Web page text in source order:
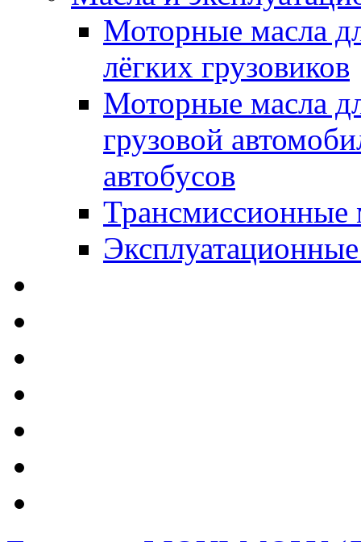
Моторные масла
лёгких грузовиков
Моторные масла
грузовой
автобусов
Трансмиссионные